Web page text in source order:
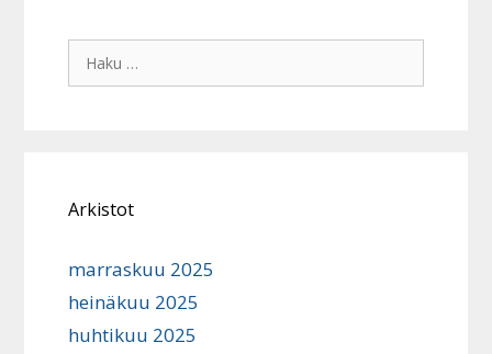
Haku:
Arkistot
marraskuu 2025
heinäkuu 2025
huhtikuu 2025